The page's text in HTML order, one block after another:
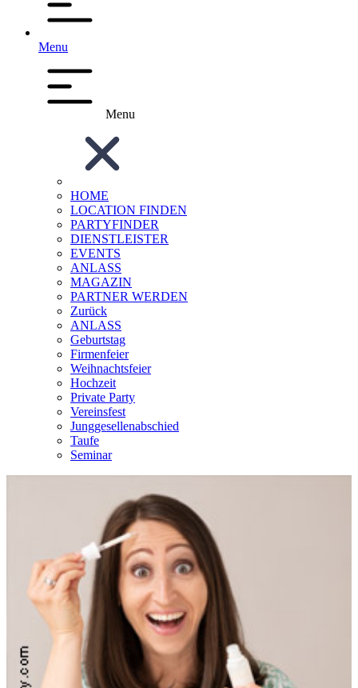
Menu
Menu
HOME
LOCATION FINDEN
PARTYFINDER
DIENSTLEISTER
EVENTS
ANLASS
MAGAZIN
PARTNER WERDEN
Zurück
ANLASS
Geburtstag
Firmenfeier
Weihnachtsfeier
Hochzeit
Private Party
Vereinsfest
Junggesellenabschied
Taufe
Seminar